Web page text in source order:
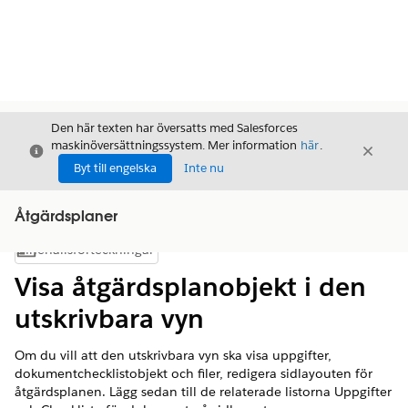
Stäng
Den här texten har översatts med Salesforces
maskinöversättningssystem. Mer information här.
Byt till engelska
Inte nu
Stäng
Åtgärdsplaner
Visa innehållsförteckning
Innehållsförteckningar
Visa åtgärdsplanobjekt i den
utskrivbara vyn
Om du vill att den utskrivbara vyn ska visa uppgifter,
dokumentchecklistobjekt och filer, redigera sidlayouten för
åtgärdsplanen. Lägg sedan till de relaterade listorna Uppgifter